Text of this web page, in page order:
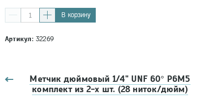
В корзину
Артикул:32269
Метчик дюймовый 1/4" UNF 60° Р6М5
комплект из 2-х шт. (28 ниток/дюйм)